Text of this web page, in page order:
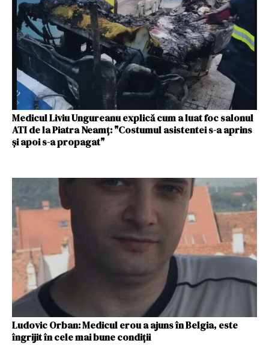
Medicul Liviu Ungureanu explică cum a luat foc salonul
ATI de la Piatra Neamţ: "Costumul asistentei s-a aprins
şi apoi s-a propagat"
Ludovic Orban: Medicul erou a ajuns în Belgia, este
îngrijit în cele mai bune condiții